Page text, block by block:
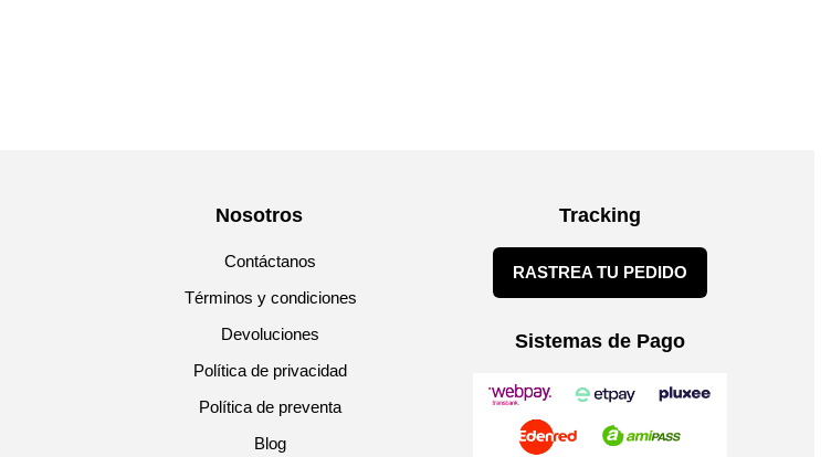
Nosotros
Contáctanos
Términos y condiciones
Devoluciones
Política de privacidad
Política de preventa
Blog
Tracking
RASTREA TU PEDIDO
Sistemas de Pago